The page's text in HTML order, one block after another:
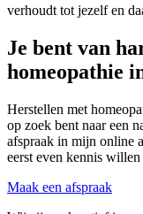
verhoudt tot jezelf en
Je bent van
homeopathie
Herstellen met
op zoek bent naar een
afspraak in mijn online
eerst even kennis
Maak een afspraak